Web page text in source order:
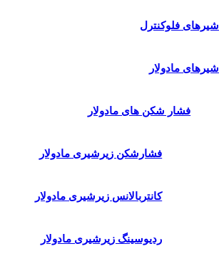
شیرهای فلوکنترل
شیرهای مادولار
فشار شکن های مادولار
فشارشکن زیرشیری مادولار
کانتربالانس زیرشیری مادولار
ردیوسینگ زیرشیری مادولار